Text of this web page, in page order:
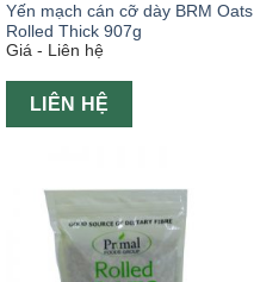
Yến mạch cán cỡ dày BRM Oats
Rolled Thick 907g
Giá - Liên hệ
LIÊN HỆ